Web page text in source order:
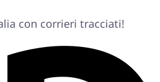
con corrieri tracciati!